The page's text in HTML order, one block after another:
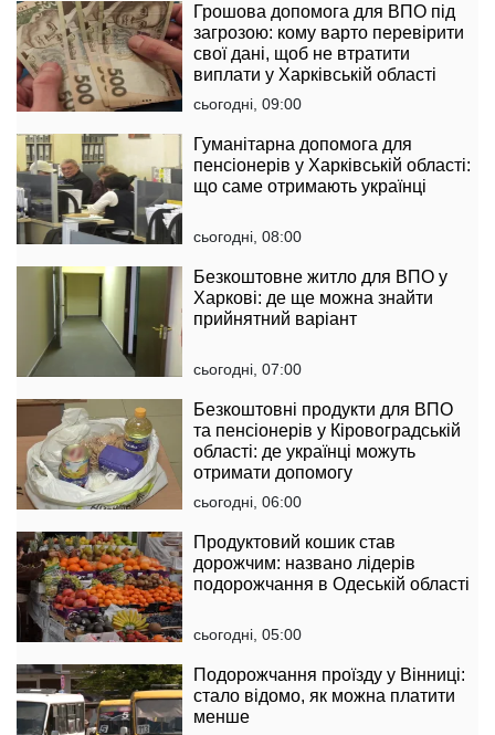
Грошова допомога для ВПО під
загрозою: кому варто перевірити
свої дані, щоб не втратити
виплати у Харківській області
сьогодні, 09:00
Гуманітарна допомога для
пенсіонерів у Харківській області:
що саме отримають українці
сьогодні, 08:00
Безкоштовне житло для ВПО у
Харкові: де ще можна знайти
прийнятний варіант
сьогодні, 07:00
Безкоштовні продукти для ВПО
та пенсіонерів у Кіровоградській
області: де українці можуть
отримати допомогу
сьогодні, 06:00
Продуктовий кошик став
дорожчим: названо лідерів
подорожчання в Одеській області
сьогодні, 05:00
Подорожчання проїзду у Вінниці:
стало відомо, як можна платити
менше